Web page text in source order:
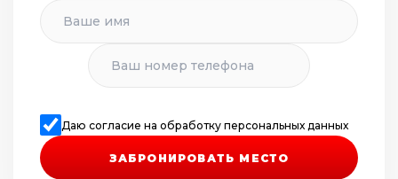
ЗАБРОНИРОВАТЬ МЕСТО
Даю согласие на обработку персональных данных